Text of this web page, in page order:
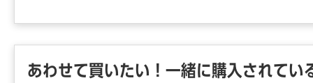
あわせて買いたい！一緒に購入されてい